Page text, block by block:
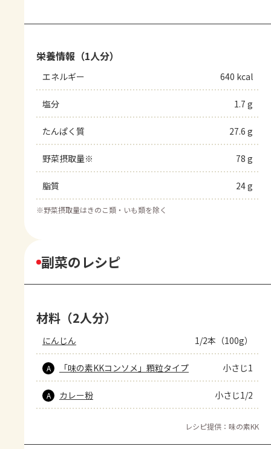
栄養情報（1人分）
エネルギー 640 kcal
塩分 1.7 g
たんぱく質 27.6 g
野菜摂取量※ 78 g
脂質 24 g
※野菜摂取量はきのこ類・いも類を除く
副菜のレシピ
材料（2人分）
にんじん 1/2本（100g）
A 「味の素KKコンソメ」顆粒タイプ 小さじ1
A カレー粉 小さじ1/2
レシピ提供：味の素KK